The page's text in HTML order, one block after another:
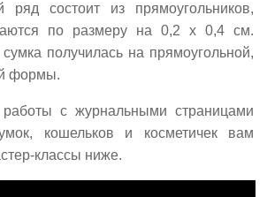
состоит из прямоугольников,
по размеру на 0,2 х 0,4 см.
получилась на прямоугольной,
формы.
с журнальными страницами
кошельков и косметичек вам
классы ниже.